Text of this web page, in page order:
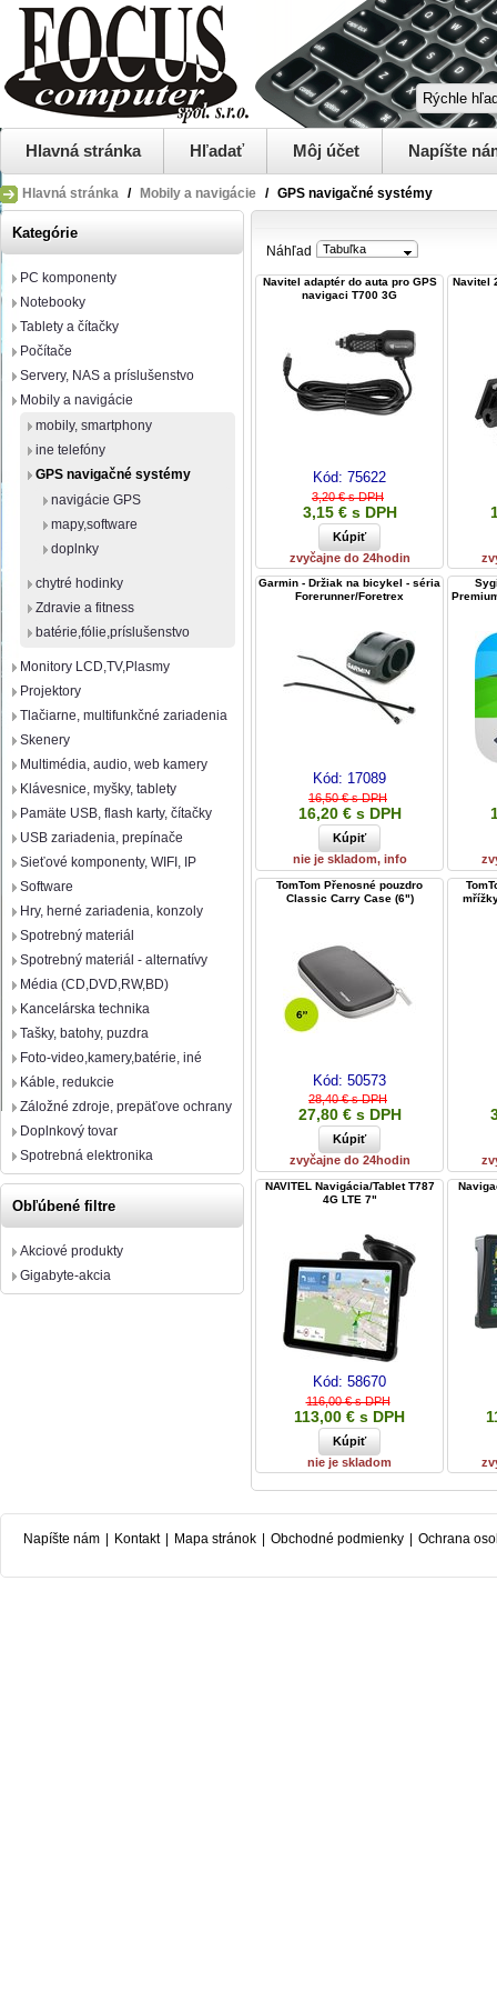
Hlavná stránka Hľadať Môj účet Napíšte
Hlavná stránka / Mobily a navigácie / GPS navigačné systémy
Kategórie
PC komponenty
Notebooky
Tablety a čítačky
Počítače
Servery, NAS a príslušenstvo
Mobily a navigácie
mobily, smartphony
ine telefóny
GPS navigačné systémy
navigácie GPS
mapy,software
doplnky
chytré hodinky
Zdravie a fitness
batérie,fólie,príslušenstvo
Monitory LCD,TV,Plasmy
Projektory
Tlačiarne, multifunkčné zariadenia
Skenery
Multimédia, audio, web kamery
Klávesnice, myšky, tablety
Pamäte USB, flash karty, čítačky
USB zariadenia, prepínače
Sieťové komponenty, WIFI, IP
Software
Hry, herné zariadenia, konzoly
Spotrebný materiál
Spotrebný materiál - alternatívy
Média (CD,DVD,RW,BD)
Kancelárska technika
Tašky, batohy, puzdra
Foto-video,kamery,batérie, iné
Káble, redukcie
Záložné zdroje, prepäťove ochrany
Doplnkový tovar
Spotrebná elektronika
Obľúbené filtre
Akciové produkty
Gigabyte-akcia
Náhľad Tabuľka
Navitel adaptér do auta pro GPS
navigaci T700 3G
Kód: 75622
3,20 € s DPH
3,15 € s DPH
zvyčajne do 24hodin
Navitel
Garmin - Držiak na bicykel - séria
Forerunner/Foretrex
Kód: 17089
16,50 € s DPH
16,20 € s DPH
nie je skladom, info
TomTom Přenosné pouzdro
Classic Carry Case (6")
Kód: 50573
28,40 € s DPH
27,80 € s DPH
zvyčajne do 24hodin
NAVITEL Navigácia/Tablet T787
4G LTE 7"
Kód: 58670
116,00 € s DPH
113,00 € s DPH
nie je skladom
Napíšte nám Kontakt Mapa stránok Obchodné podmienky Ochrana